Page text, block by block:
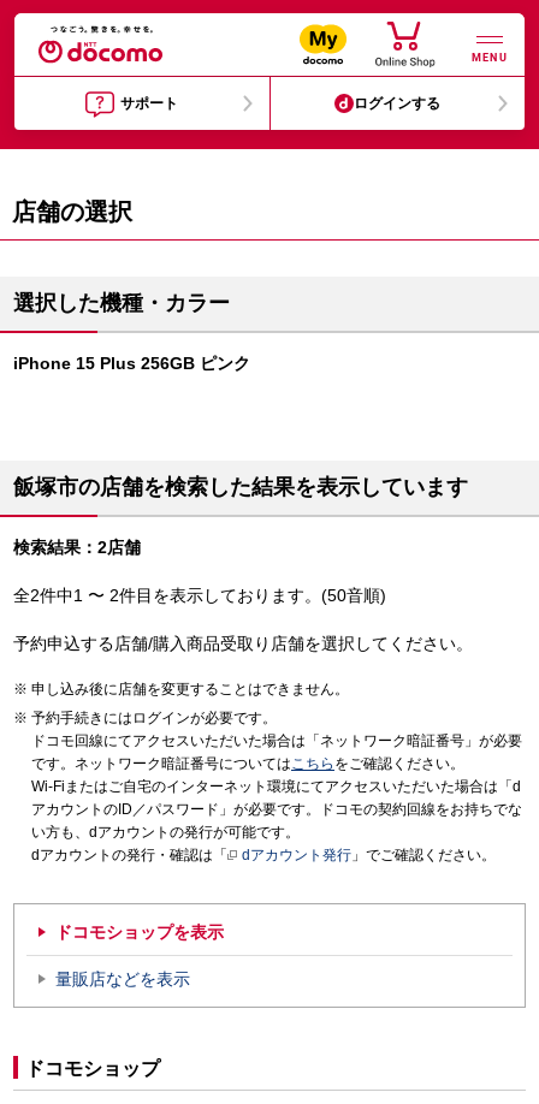
MENU
サポート ログインする
店舗の選択
選択した機種・カラー
iPhone 15 Plus 256GB ピンク
飯塚市の店舗を検索した結果を表示しています
検索結果：2店舗
全2件中1 〜 2件目を表示しております。(50音順)
予約申込する店舗/購入商品受取り店舗を選択してください。
申し込み後に店舗を変更することはできません。
予約手続きにはログインが必要です。
ドコモ回線にてアクセスいただいた場合は「ネットワーク暗証番号」が必要
です。ネットワーク暗証番号についてはこちら をご確認ください。
Wi-Fiまたはご自宅のインターネット環境にてアクセスいただいた場合は「d
アカウントのID／パスワード」が必要です。ドコモの契約回線をお持ちでな
い方も、dアカウントの発行が可能です。
dアカウントの発行・確認は「
dアカウント発行 」でご確認ください。
ドコモショップを表示
量販店などを表示
ドコモショップ